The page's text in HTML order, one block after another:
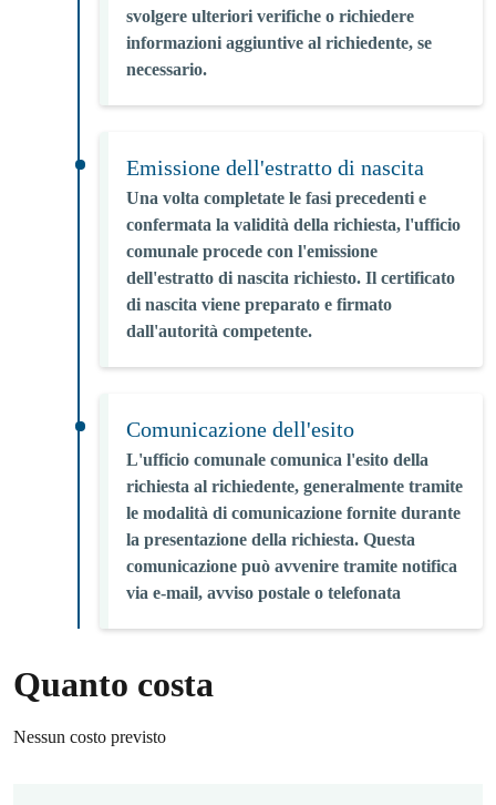
svolgere ulteriori verifiche o richiedere
informazioni aggiuntive al richiedente, se
necessario.
Emissione dell'estratto di nascita
Una volta completate le fasi precedenti e
confermata la validità della richiesta, l'ufficio
comunale procede con l'emissione
dell'estratto di nascita richiesto. Il certificato
di nascita viene preparato e firmato
dall'autorità competente.
Comunicazione dell'esito
L'ufficio comunale comunica l'esito della
richiesta al richiedente, generalmente tramite
le modalità di comunicazione fornite durante
la presentazione della richiesta. Questa
comunicazione può avvenire tramite notifica
via e-mail, avviso postale o telefonata
Quanto costa
Nessun costo previsto